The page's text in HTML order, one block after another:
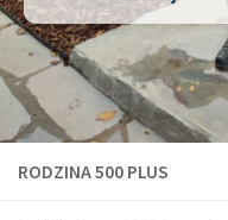
RODZINA 500 PLUS